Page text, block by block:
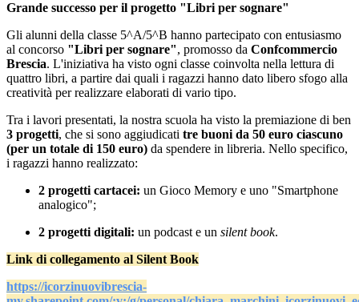
Grande successo per il progetto "Libri per sognare"
Gli alunni della classe 5^A/5^B hanno partecipato con entusiasmo
al concorso "Libri per sognare", promosso da Confcommercio
Brescia. L'iniziativa ha visto ogni classe coinvolta nella lettura di
quattro libri, a partire dai quali i ragazzi hanno dato libero sfogo alla
creatività per realizzare elaborati di vario tipo.
Tra i lavori presentati, la nostra scuola ha visto la premiazione di ben
3 progetti, che si sono aggiudicati tre buoni da 50 euro ciascuno
(per un totale di 150 euro) da spendere in libreria. Nello specifico,
i ragazzi hanno realizzato:
2 progetti cartacei: un Gioco Memory e uno "Smartphone
analogico";
2 progetti digitali: un podcast e un silent book.
Link di collegamento al Silent Book
https://icorzinuovibrescia-